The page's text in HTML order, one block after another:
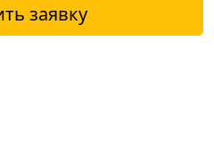
заявку